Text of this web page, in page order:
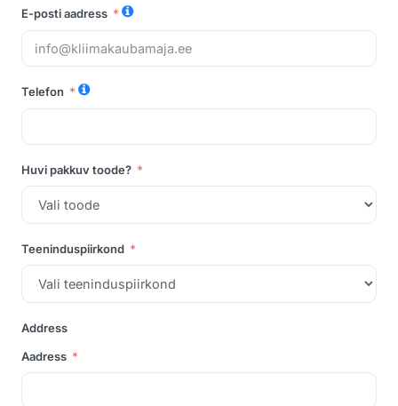
E-posti aadress
Telefon
Huvi pakkuv toode?
Teeninduspiirkond
Address
Aadress